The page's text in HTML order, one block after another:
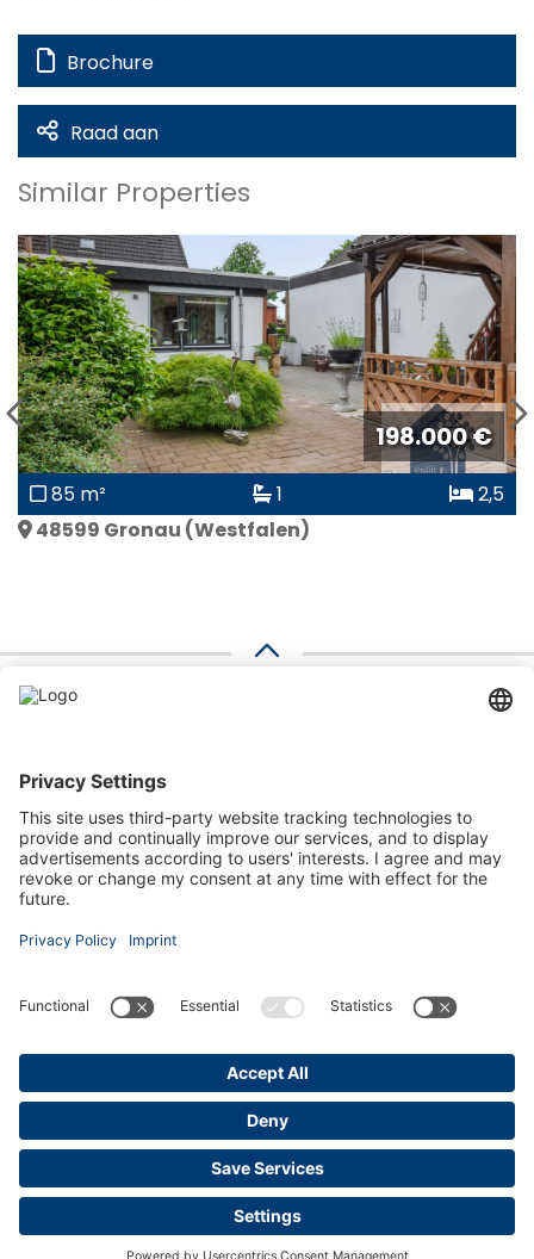
Brochure
Raad aan
Similar Properties
750.000 €
396 m² 6
8
48599 Gronau (Westfalen)
op!
Stegehuis Makelaars & Adviesbureau GmbH
+49 2562 712 8888
Facebook
Stegehuis Makelaars & Adviesbureau GmbH © 2026
Afdruk
Algemene voorwaarden
Privacy Policy
Privacy instellingen